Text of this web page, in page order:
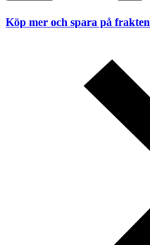
Köp mer och spara på frakten